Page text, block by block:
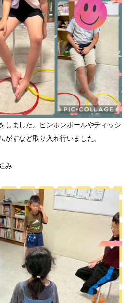
しました。ピンポンボールやティッシ
がすなど取り入れ行いました。
み